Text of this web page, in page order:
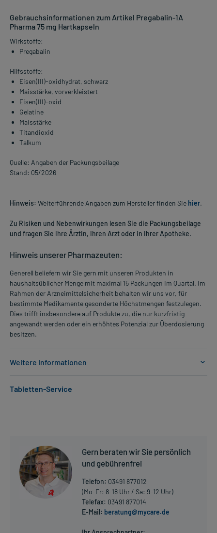
Gebrauchsinformationen zum Artikel Pregabalin-1A
Pharma 75 mg Hartkapseln
Wirkstoffe:
Pregabalin
Hilfsstoffe:
Eisen(III)-oxidhydrat, schwarz
Maisstärke, vorverkleistert
Eisen(III)-oxid
Gelatine
Maisstärke
Titandioxid
Talkum
Quelle: Angaben der Packungsbeilage
Stand: 05/2026
Hinweis: Weiterführende Angaben zum Hersteller finden Sie hier.
Zu Risiken und Nebenwirkungen lesen Sie die Packungsbeilage
und fragen Sie Ihre Ärztin, Ihren Arzt oder in Ihrer Apotheke.
Hinweis unserer Pharmazeuten:
Generell beliefern wir Sie gern mit unseren Produkten in
haushaltsüblicher Menge mit maximal 15 Packungen im Quartal. Im
Rahmen der Arzneimittelsicherheit behalten wir uns vor, für
bestimmte Medikamente gesonderte Höchstmengen festzulegen.
Dies trifft insbesondere auf Produkte zu, die nur kurzfristig
angewandt werden oder ein erhöhtes Potenzial zur Überdosierung
besitzen.
Weitere Informationen
- Angststörung, generalisiert
- Epilepsie, fokal (auf einen Körperteil oder Funktion begrenzte
Anfälle)
- Epilepsie, fokal, sekundär generalisiert (erst lokal, dann
ausgeweitet)
Dosierung und Anwendungshinweise:
Mehr anzeigen
Tabletten-Service
Gern beraten wir Sie persönlich
und gebührenfrei
Telefon: 03491 877012
(Mo-Fr: 8-18 Uhr / Sa: 9-12 Uhr)
Telefax: 03491 877014
E-Mail: beratung@mycare.de